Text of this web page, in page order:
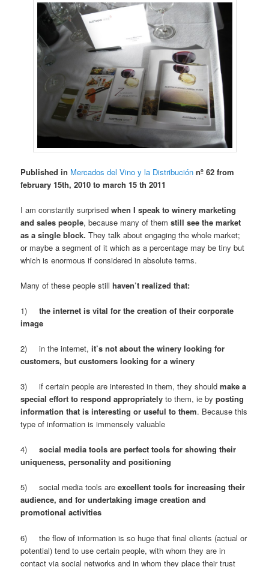
Published in Mercados del Vino y la Distribución nº 62 from
february 15th, 2010 to march 15 th 2011
I am constantly surprised when I speak to winery marketing
and sales people, because many of themstill see the market
as a single block. They talk about engaging the whole market;
or maybe a segment of it which as a percentage may be tiny but
which is enormous if considered in absolute terms.
Many of these people stillhaven’t realized that:
1)the internet is vital for the creation of their corporate
image
2) in the internet, it’s not about the winery looking for
customers, but customers looking for a winery
3) if certain people are interested in them, they shouldmake a
special effort to respond appropriately to them, ie byposting
information that is interesting or useful to them. Because this
type of information is immensely valuable
4)
social media tools are perfect tools for showing their
uniqueness, personality and positioning
5) social media tools areexcellent tools for increasing their
audience, and for undertaking image creation and
promotional activities
6) the flow of information is so huge that final clients (actual or
potential) tend to use certain people, with whom they are in
contact via social networks and in whom they place their trust